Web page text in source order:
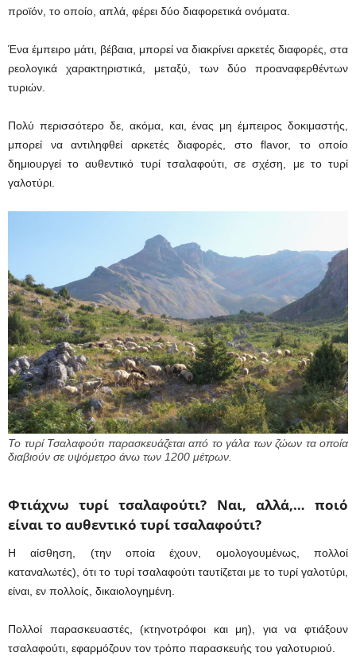
προϊόν, το οποίο, απλά, φέρει δύο διαφορετικά ονόματα.
Ένα έμπειρο μάτι, βέβαια, μπορεί να διακρίνει αρκετές διαφορές, στα
ρεολογικά χαρακτηριστικά, μεταξύ, των δύο προαναφερθέντων
τυριών.
Πολύ περισσότερο δε, ακόμα, και, ένας μη έμπειρος δοκιμαστής,
μπορεί να αντιληφθεί αρκετές διαφορές, στο flavor, το οποίο
δημιουργεί το αυθεντικό τυρί τσαλαφούτι, σε σχέση, με το τυρί
γαλοτύρι.
Το τυρί Τσαλαφούτι παρασκευάζεται από το γάλα των ζώων τα οποία
διαβιούν σε υψόμετρο άνω των 1200 μέτρων.
Φτιάχνω τυρί τσαλαφούτι? Ναι, αλλά,… ποιό
είναι το αυθεντικό τυρί τσαλαφούτι?
Η αίσθηση, (την οποία έχουν, ομολογουμένως, πολλοί
καταναλωτές), ότι το τυρί τσαλαφούτι ταυτίζεται με το τυρί γαλοτύρι,
είναι, εν πολλοίς, δικαιολογημένη.
Πολλοί παρασκευαστές, (κτηνοτρόφοι και μη), για να φτιάξουν
τσαλαφούτι, εφαρμόζουν τον τρόπο παρασκευής του γαλοτυριού.